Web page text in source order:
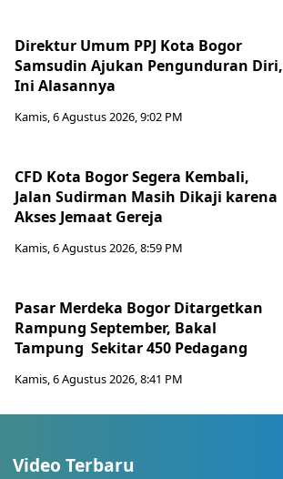
Direktur Umum PPJ Kota Bogor
Samsudin Ajukan Pengunduran Diri,
Ini Alasannya
Kamis, 6 Agustus 2026, 9:02 PM
CFD Kota Bogor Segera Kembali,
Jalan Sudirman Masih Dikaji karena
Akses Jemaat Gereja
Kamis, 6 Agustus 2026, 8:59 PM
Pasar Merdeka Bogor Ditargetkan
Rampung September, Bakal
Tampung Sekitar 450 Pedagang
Kamis, 6 Agustus 2026, 8:41 PM
Video Terbaru